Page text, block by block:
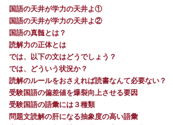
国語の天井が学力の天井よ①
国語の天井が学力の天井よ②
国語の真髄とは？
読解力の正体とは
では、以下の文はどうでしょう？
では、どういう状況か？
読解のルールをおさえれば読書なんて必要ない？
受験国語の偏差値を爆裂向上させる要因
受験国語の語彙には３種類
問題文読解の肝になる抽象度の高い語彙